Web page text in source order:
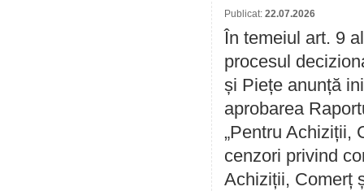
Publicat: 22.07.2026
În temeiul art. 9
procesul
și Piețe anunță
aprobarea
„Pentru Achiziții,
cenzori privind
Achiziții, Comerț